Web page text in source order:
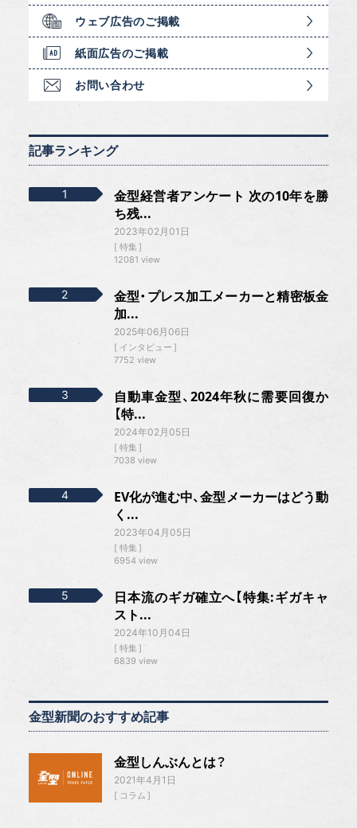
ウェブ広告のご掲載
紙面広告のご掲載
お問い合わせ
記事ランキング
金型経営者アンケート 次の10年を勝
ち残...
2023年02月01日
特集
12081 view
金型・プレス加工メーカーと精密板金
加...
2025年06月06日
インタビュー
7752 view
自動車金型、2024年秋に需要回復か
【特...
2024年02月05日
特集
7038 view
EV化が進む中、金型メーカーはどう動
く...
2023年04月05日
特集
6954 view
日本流のギガ確立へ【特集:ギガキャ
スト...
2024年10月04日
特集
6839 view
金型新聞のおすすめ記事
金型しんぶんとは？
2021年4月1日
コラム